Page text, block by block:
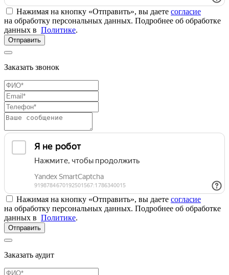
Нажимая на кнопку «Отправить», вы даете согласие
на обработку персональных данных. Подробнее об обработке
данных в Политике.
Отправить
Заказать звонок
Нажимая на кнопку «Отправить», вы даете согласие
на обработку персональных данных. Подробнее об обработке
данных в Политике.
Отправить
Заказать аудит